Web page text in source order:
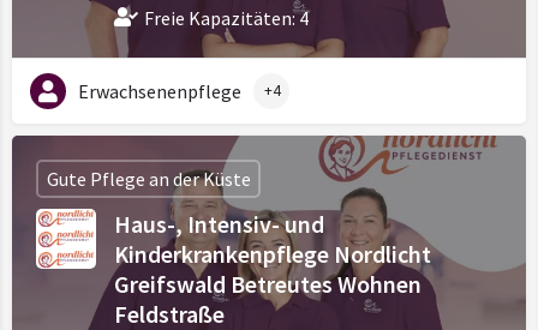
Freie Kapazitäten: 4
Erwachsenenpflege +4
Haus-, Intensiv- und
Kinderkrankenpflege Nordlicht
Greifswald Betreutes Wohnen
Feldstraße
Gute Pflege an der Küste